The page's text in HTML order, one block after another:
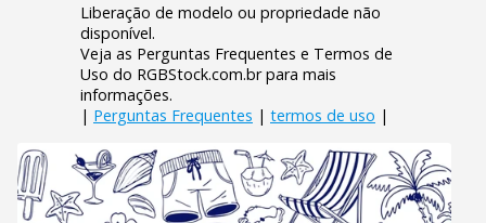
Liberação de modelo ou propriedade não
disponível.
Veja as Perguntas Frequentes e Termos de
Uso do RGBStock.com.br para mais
informações.
| Perguntas Frequentes | termos de uso |